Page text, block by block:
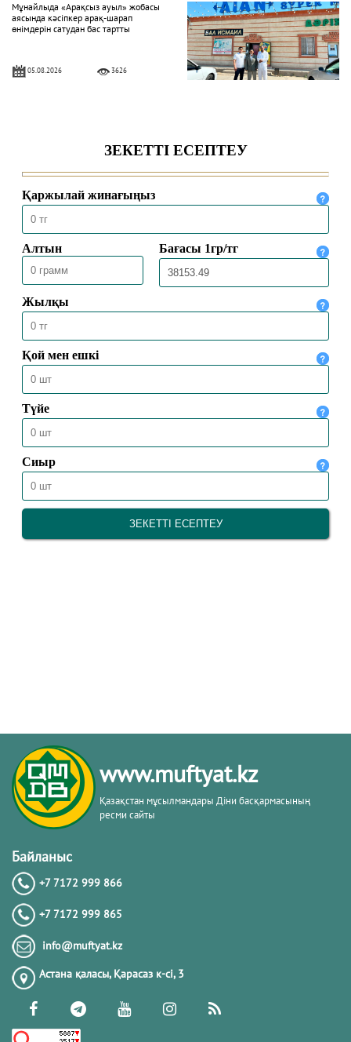
Мұнайлыда «Арақсыз ауыл» жобасы
аясында кәсіпкер арақ-шарап
өнімдерін сатудан бас тартты
05.08.2026 3626
04.08.2026 344
Ақтөбеде XV республикалық Құран
жарысына іріктеу сайысы өтті
16.07.2026
www.muftyat.kz
Қазақстан мұсылмандары Діни басқармасының
ресми сайты
Байланыс
+7 7172 999 866
+7 7172 999 865
info@muftyat.kz
Астана қаласы, Қарасаз к-сi, 3